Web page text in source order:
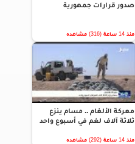
صدور قرارات جمهورية
منذ 14 ساعة (316) مشاهده
معركة الألغام .. مسام ينزع
ثلاثة آلاف لغم في أسبوع واحد
منذ 14 ساعة (292) مشاهده